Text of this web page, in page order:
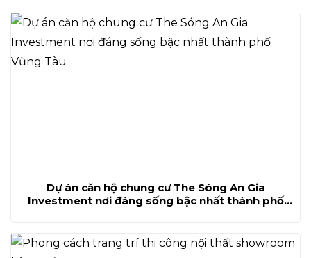
Dự án căn hộ chung cư The Sóng An Gia
Investment nơi đáng sống bậc nhất thành phố